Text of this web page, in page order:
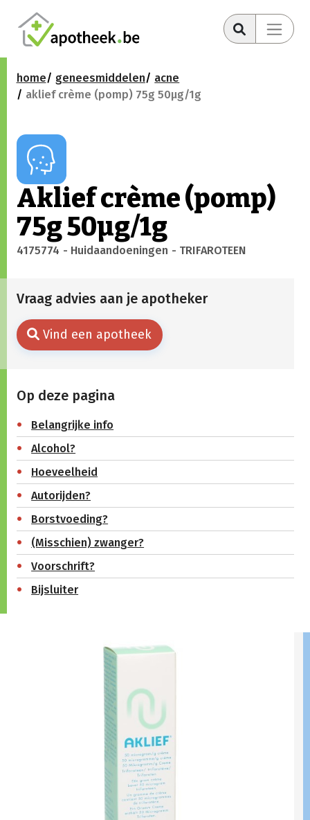
home geneesmiddelen
acne
aklief crème (pomp) 75g 50µg/1g
Aklief crème (pomp)
75g 50µg/1g
4175774 - Huidaandoeningen - TRIFAROTEEN
Vraag advies aan je apotheker
Vind een apotheek
Op deze pagina
Belangrijke info
Alcohol?
Hoeveelheid
Autorijden?
Borstvoeding?
(Misschien) zwanger?
Voorschrift?
Bijsluiter